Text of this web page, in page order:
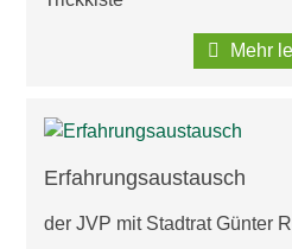
Mehr
Erfahrungsaustausch
der JVP mit Stadtrat Günter